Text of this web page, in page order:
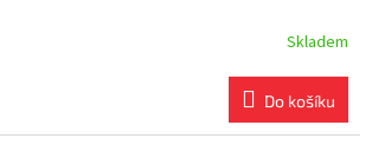
Skladem
Do košíku